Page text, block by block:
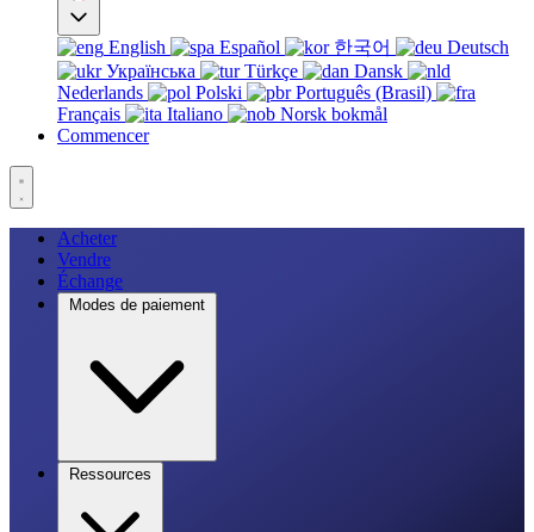
English Español 한국어
Deutsch
Українська
Türkçe
Dansk
Nederlands
Polski
Português (Brasil)
Français
Italiano
Norsk bokmål
Commencer
Acheter
Vendre
Échange
Modes de paiement
Ressources